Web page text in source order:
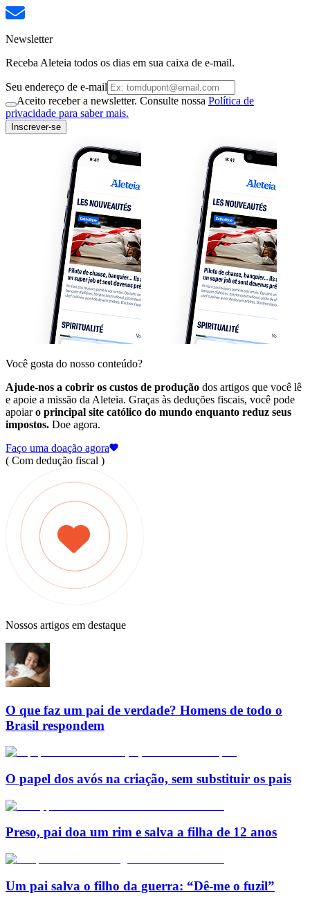
Newsletter
Receba Aleteia todos os dias em sua caixa de e-mail.
Seu endereço de e-mail
Aceito receber a newsletter. Consulte nossa Política de
privacidade para saber mais.
Inscrever-se
Você gosta do nosso conteúdo?
Ajude-nos a cobrir os custos de produção dos artigos que você lê
e apoie a missão da Aleteia. Graças às deduções fiscais, você pode
apoiaro principal site católico do mundo enquanto reduz seus
impostos. Doe agora.
Faço uma doação agora
( Com dedução fiscal )
Nossos artigos em destaque
O que faz um pai de verdade? Homens de todo o
Brasil respondem
O papel dos avós na criação, sem substituir os pais
Preso, pai doa um rim e salva a filha de 12 anos
Um pai salva o filho da guerra: “Dê-me o fuzil”